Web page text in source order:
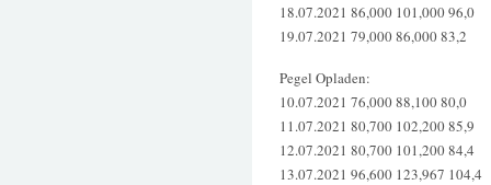
18.07.2021 86,000 101,000 96,0
19.07.2021 79,000 86,000 83,2
Pegel Opladen:
10.07.2021 76,000 88,100 80,0
11.07.2021 80,700 102,200 85,9
12.07.2021 80,700 101,200 84,4
13.07.2021 96,600 123,967 104,4